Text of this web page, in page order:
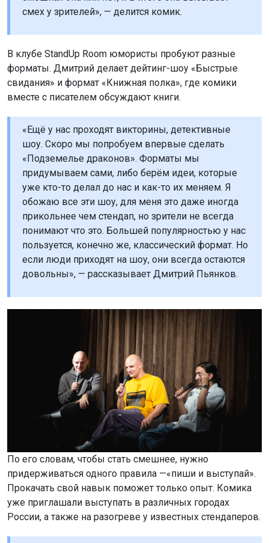
смех у зрителей», — делится комик.
В клубе StandUp Room юмористы пробуют разные
форматы. Дмитрий делает дейтинг-шоу «Быстрые
свидания» и формат «Книжная полка», где комики
вместе с писателем обсуждают книги.
«Ещё у нас проходят викторины, детективные
шоу. Скоро мы попробуем впервые сделать
«Подземелье драконов». Форматы мы
придумываем сами, либо берём идеи, которые
уже кто-то делал до нас и как-то их меняем. Я
обожаю все эти шоу, для меня это даже иногда
прикольнее чем стендап, но зрители не всегда
понимают что это. Большей популярностью у нас
пользуется, конечно же, классический формат. Но
если люди приходят на шоу, они всегда остаются
довольны», — рассказывает Дмитрий Пьянков.
По его словам, чтобы стать смешнее, нужно
придерживаться одного правила —«пиши и выступай».
Прокачать свой навык поможет только опыт. Комика
уже приглашали выступать в различных городах
России, а также на разогреве у известных стендаперов.